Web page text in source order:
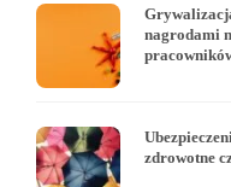
nagrodami
zdrowotne